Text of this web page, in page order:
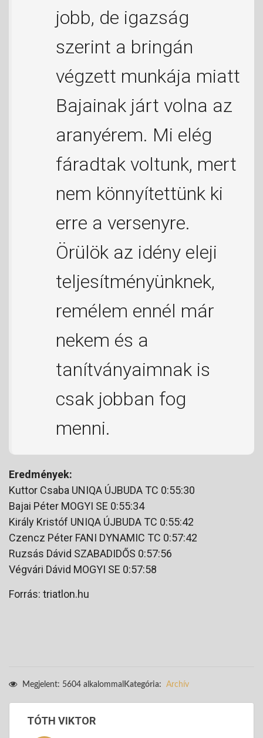
jobb, de igazság
szerint a bringán
végzett munkája miatt
Bajainak járt volna az
aranyérem. Mi elég
fáradtak voltunk, mert
nem könnyítettünk ki
erre a versenyre.
Örülök az idény eleji
teljesítményünknek,
remélem ennél már
nekem és a
tanítványaimnak is
csak jobban fog
menni.
Eredmények:
Kuttor Csaba UNIQA ÚJBUDA TC 0:55:30
Bajai Péter MOGYI SE 0:55:34
Király Kristóf UNIQA ÚJBUDA TC 0:55:42
Czencz Péter FANI DYNAMIC TC 0:57:42
Ruzsás Dávid SZABADIDŐS 0:57:56
Végvári Dávid MOGYI SE 0:57:58
Forrás: triatlon.hu
Megjelent: 5604 alkalommal Kategória: Archív
TÓTH VIKTOR